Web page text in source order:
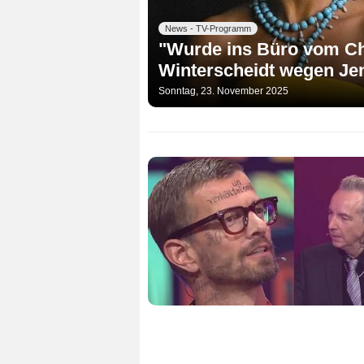
News - TV-Programm
"Wurde ins Büro vom
Winterscheidt wegen
Sonntag, 23. November 2025